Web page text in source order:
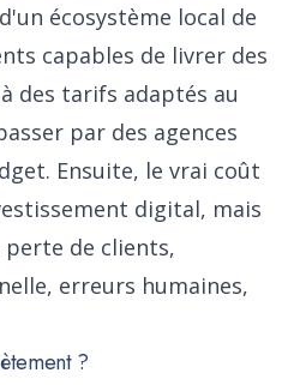
écosystème local de
capables de livrer des
des tarifs adaptés au
par des agences
Ensuite, le vrai coût
digital, mais
perte de clients,
erreurs humaines,
?